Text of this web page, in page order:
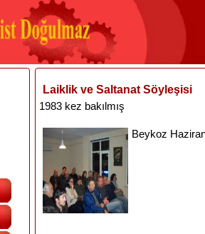
Laiklik ve Saltanat Söyleşisi
1983 kez bakılmış
Beykoz